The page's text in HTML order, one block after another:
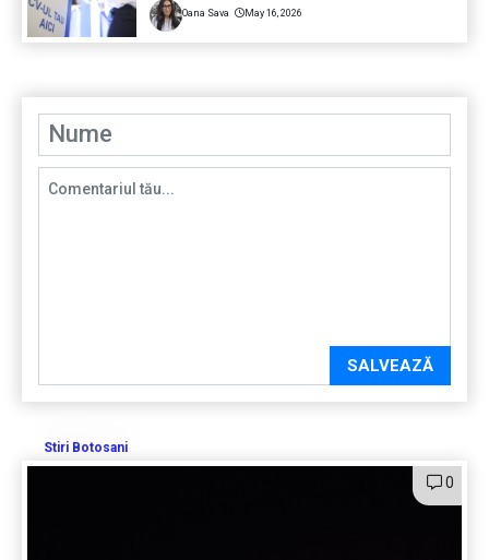
Oana Sava May 16, 2026
SALVEAZĂ
Stiri Botosani
0